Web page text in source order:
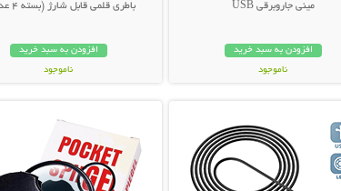
مینی جاروبرقی USB
افزودن به سبد خرید
ناموجود
باطری قلمی قابل شارژ (بسته 4 عددی)
افزودن به سبد خرید
ناموجود